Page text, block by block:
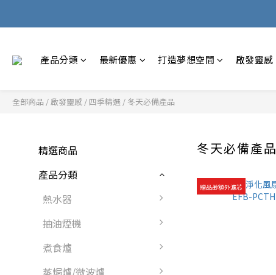
產品分類 最新優惠 打造夢想空間 啟發靈感
全部商品 /啟發靈感 / 四季精選 / 冬天必備產品
精選商品
產品分類
熱水器
抽油煙機
煮食爐
蒸焗爐/微波爐
冬天必備產品
贈品🎁額外濾芯